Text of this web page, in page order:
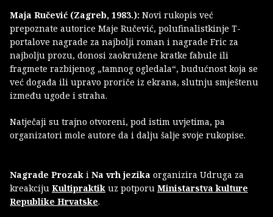
Maja Ručević (Zagreb, 1983.): Novi rukopis već
prepoznate autorice Maje Ručević, polufinalistkinje T-
portalove nagrade za najbolji roman i nagrade Fric za
najbolju prozu, donosi zaokružene kratke fabule ili
fragmete razbijenog „tamnog ogledala“, budućnost koja se
već događa ili upravo proriče iz ekrana, slutnju smještenu
između ugode i straha.
Natječaji su trajno otvoreni, pod istim uvjetima, pa
organizatori mole autore da i dalju šalje svoje rukopise.
Nagrade Prozak i Na vrh jezika organizira Udruga za
kreakciju Kultipraktik uz potporu Ministarstva kulture
Republike Hrvatske.